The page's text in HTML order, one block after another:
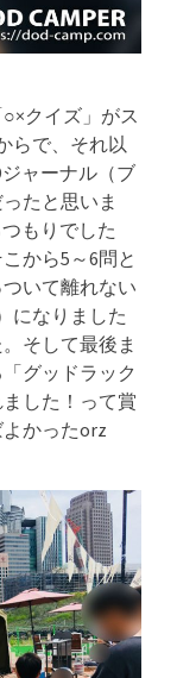
クイズ」がス
らで、それ以
ャーナル（ブ
たと思いま
もりでした
から5～6問と
いて離れない
になりました
そして最後ま
グッドラック
した！って賞
かったorz